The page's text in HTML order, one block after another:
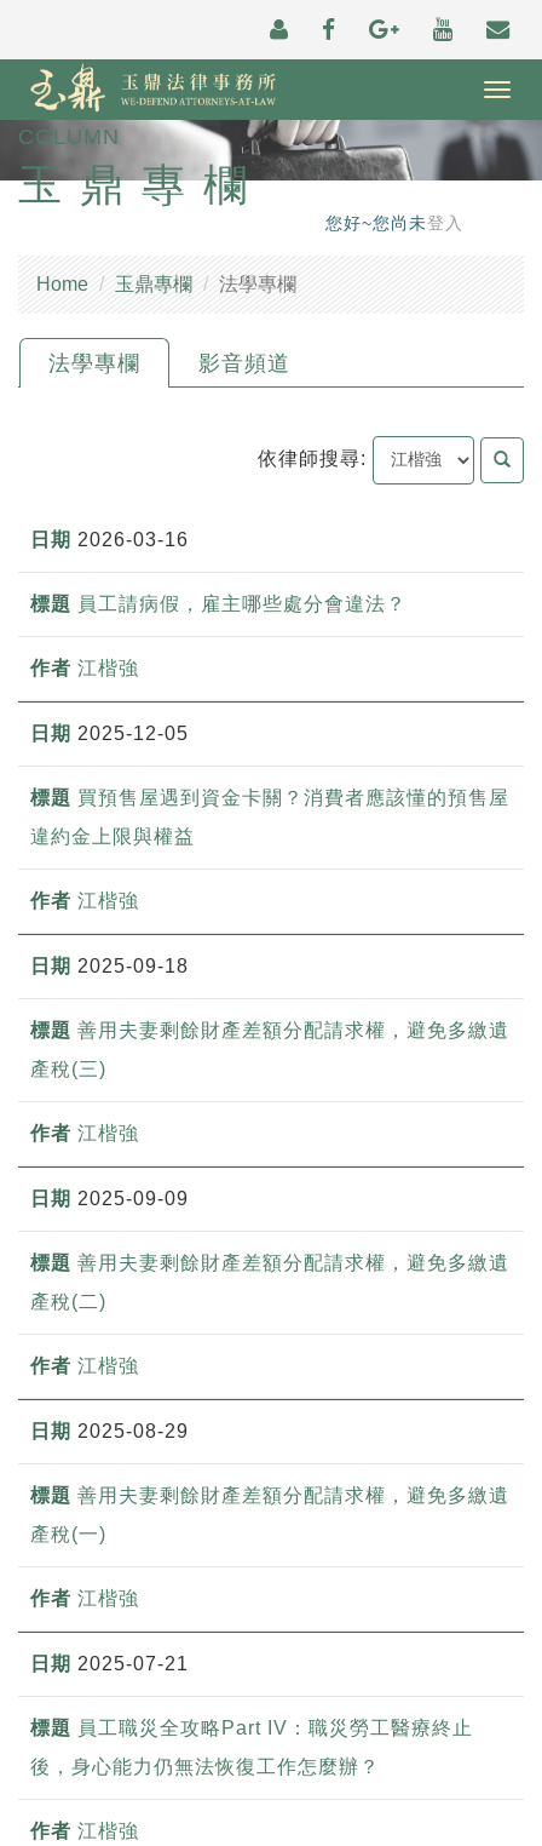
COLUMN
玉鼎專欄
您好~您尚未登入
Home 玉鼎專欄 法學專欄
法學專欄 影音頻道
依律師搜尋:
2026-03-16
員工請病假，雇主哪些處分會違法？
江楷強
2025-12-05
買預售屋遇到資金卡關？消費者應該懂的預售屋
違約金上限與權益
江楷強
2025-09-18
善用夫妻剩餘財產差額分配請求權，避免多繳遺
產稅(三)
江楷強
2025-09-09
善用夫妻剩餘財產差額分配請求權，避免多繳遺
產稅(二)
江楷強
2025-08-29
善用夫妻剩餘財產差額分配請求權，避免多繳遺
產稅(一)
江楷強
2025-07-21
員工職災全攻略Part IV：職災勞工醫療終止
後，身心能力仍無法恢復工作怎麼辦？
江楷強